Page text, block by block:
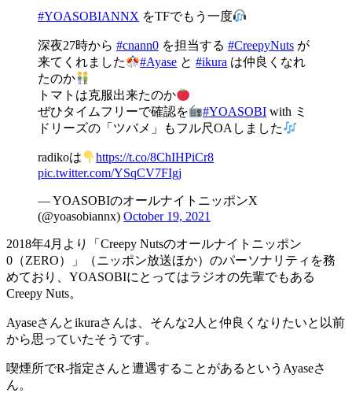
#YOASOBIANNX をTFでもう一度
深夜27時から #cnann0 を担当する #CreepyNuts が
来てくれました
#Ayase と#ikura は仲良くなれ
たのか
トマトは克服出来たのか
ぜひタイムフリーで確認を
#YOASOBI with ミ
ドリーズの「ツバメ」もフル尺OAしました
radikoは
https://t.co/8ChIHPiCr8
pic.twitter.com/YSqCV7FIgj
— YOASOBIのオールナイトニッポンX
(@yoasobiannx) October 19, 2021
2018年4月より「Creepy Nutsのオールナイトニッポン
0（ZERO）」（ニッポン放送ほか）のパーソナリティを務
めており、YOASOBIにとってはラジオの先輩でもある
Creepy Nuts。
Ayaseさんとikuraさんは、そんな2人と仲良くなりたいと以前
から思っていたそうです。
喫煙所でR-指定さんと遭遇することがあるというAyaseさ
ん。